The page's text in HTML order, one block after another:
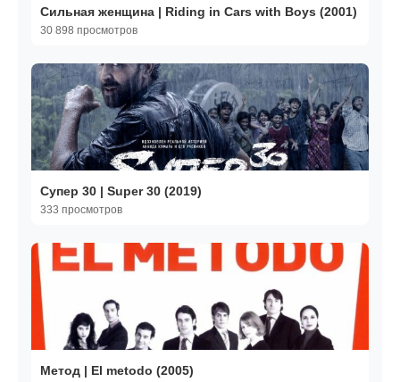
Сильная женщина | Riding in Cars with Boys (2001)
30 898 просмотров
Супер 30 | Super 30 (2019)
333 просмотров
Метод | El metodo (2005)